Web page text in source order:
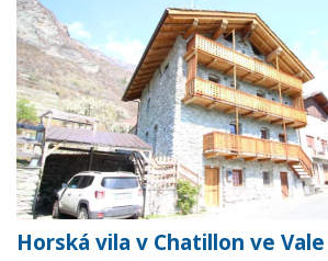
Horská vila v Chatillon ve